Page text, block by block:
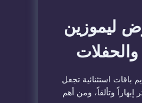
ليموزين
باقات استثنائية تجعل
إبهاراً وتألقاً، ومن أهم